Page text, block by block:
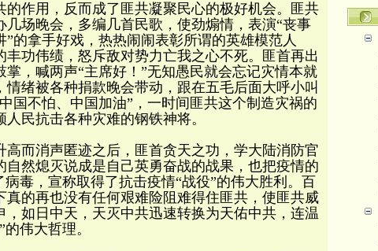
作用，反而成了匪共凝聚民心的极好机会。匪共
场晚会，多编几首民歌，使劲煽情，表演“丧事
的拿手好戏，热热闹闹表彰所谓的英雄模范人
功伟绩，怒斥敌对势力亡我之心不死。匪首再出
，喊两声“主席好！”无知愚民就会忘记灾情本就
绪被各种捐款晚会带动，跟在五毛后面大呼小叫
国不怕、中国加油”，一时间匪共这个制造灾祸的
民抗击各种灾难的钢铁神将。
高而消声匿迹之后，匪首贪天之功，学大陆消防官
然熄灭说成是自己英勇奋战的战果，也把疫情的
病毒，宣称取得了抗击疫情“战役”的伟大胜利。百
的再也没有任何艰难险阻难得住匪共，使匪共威
如日中天，天灭中共迅速转换为天佑中共，连温
伟大哲理。